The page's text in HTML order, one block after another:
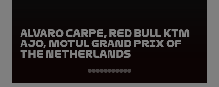
Alvaro Carpe, Red Bull KTM
Ajo, Motul Grand Prix of
the Netherlands